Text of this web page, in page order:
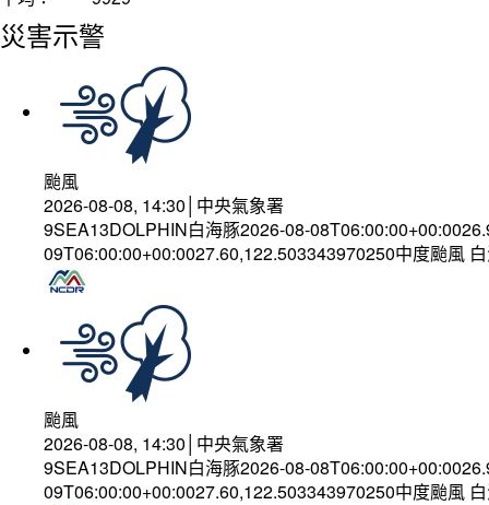
災害示警
颱風
2026-08-08, 14:30│中央氣象署
9SEA13DOLPHIN白海豚2026-08-
09T06:00:00+00:0027.60,122.503343970250中度颱風
颱風
2026-08-08, 14:30│中央氣象署
9SEA13DOLPHIN白海豚2026-08-
09T06:00:00+00:0027.60,122.503343970250中度颱風